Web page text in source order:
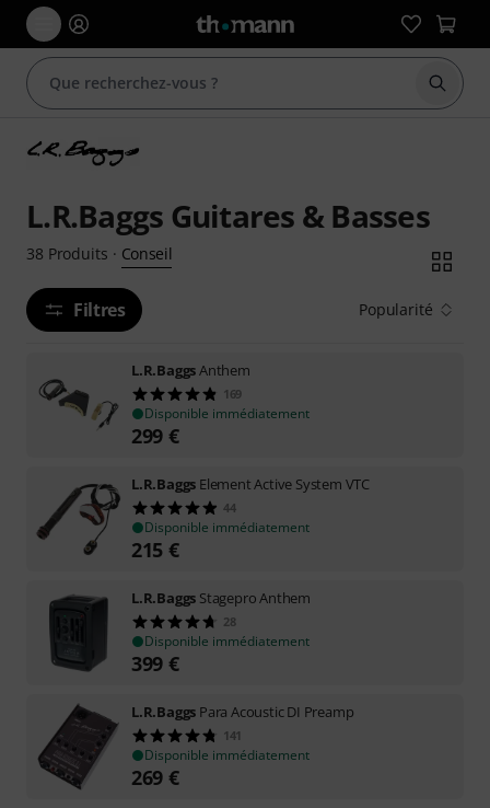
L.R.Baggs Guitares & Basses
38 Produits · Conseil
Filtres Popularité
L.R.BaggsAnthem
169
Disponible immédiatement
299 €
L.R.Baggs Element Active System VTC
44
Disponible immédiatement
215 €
L.R.Baggs Stagepro Anthem
28
Disponible immédiatement
399 €
L.R.Baggs Para Acoustic DI Preamp
141
Disponible immédiatement
269 €